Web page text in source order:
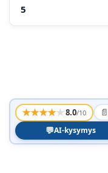
5
★★★★★8.0/10 📄
💬AI-kysymys